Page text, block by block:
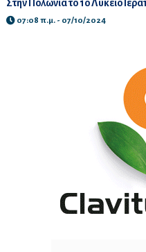
Στην Πολωνία το 1ο Λύκειο
07:08 π.μ. - 07/10/2024